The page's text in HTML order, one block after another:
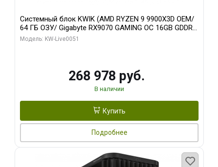
Системный блок KWIK (AMD RYZEN 9 9900X3D OEM/
64 ГБ ОЗУ/ Gigabyte RX9070 GAMING OC 16GB GDDR6
256bit 2xDP 2xH/ 960 ГБ SSD)
Модель: KW-Live0051
268 978 руб.
В наличии
Купить
Подробнее